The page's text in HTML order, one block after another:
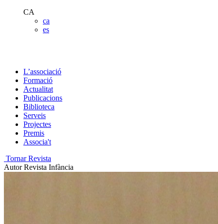
CA
ca
es
L’associació
Formació
Actualitat
Publicacions
Biblioteca
Serveis
Projectes
Premis
Associa't
Tornar Revista
Autor Revista Infància